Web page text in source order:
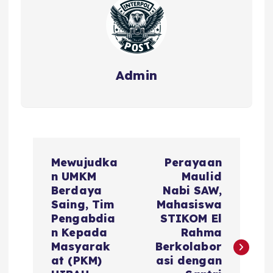
Admin
Mewujudka
n UMKM
Berdaya
Saing, Tim
Pengabdia
n Kepada
Masyarak
at (PKM)
Perayaan
Maulid
Nabi SAW,
Mahasiswa
STIKOM El
Rahma
Berkolabor
asi dengan